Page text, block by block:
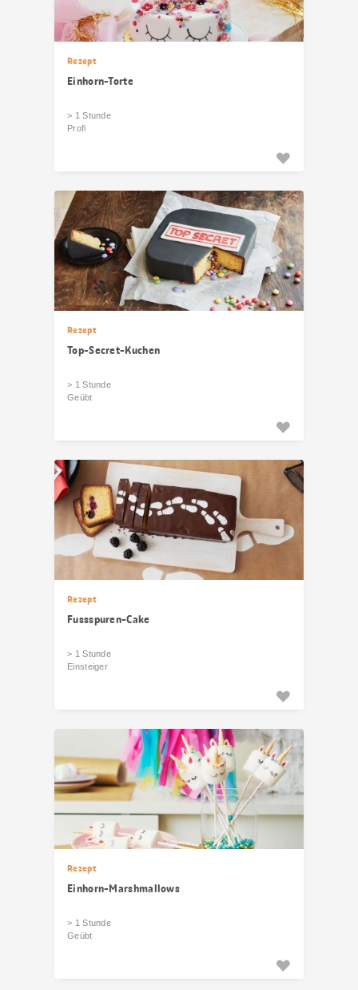
Rezept
Einhorn-Torte
> 1 Stunde
Profi
Rezept
Top-Secret-Kuchen
> 1 Stunde
Geübt
Rezept
Fussspuren-Cake
> 1 Stunde
Einsteiger
Rezept
Einhorn-Marshmallows
> 1 Stunde
Geübt